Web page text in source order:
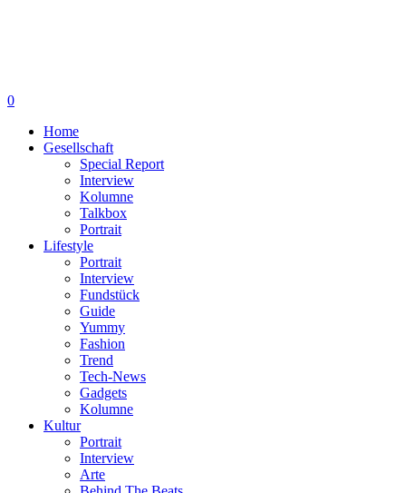
0
Home
Gesellschaft
Special Report
Interview
Kolumne
Talkbox
Portrait
Lifestyle
Portrait
Interview
Fundstück
Guide
Yummy
Fashion
Trend
Tech-News
Gadgets
Kolumne
Kultur
Portrait
Interview
Arte